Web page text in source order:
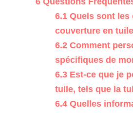
6.1 Quels sont les
couverture en
6.2 Comment
spécifiques de
6.3 Est-ce que je
tuile, tels que la
6.4 Quelles